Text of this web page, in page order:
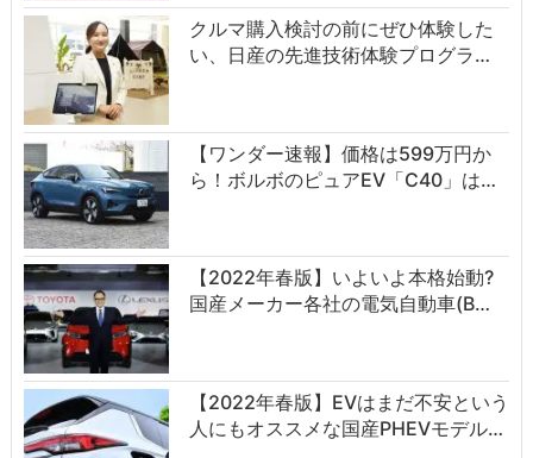
クルマ購入検討の前にぜひ体験した
い、日産の先進技術体験プログラ…
【ワンダー速報】価格は599万円か
ら！ボルボのピュアEV「C40」は…
【2022年春版】いよいよ本格始動?
国産メーカー各社の電気自動車(B…
【2022年春版】EVはまだ不安という
人にもオススメな国産PHEVモデル…